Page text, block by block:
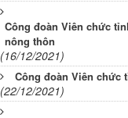
Công đoàn Viên chức
nông thôn
(16/12/2021)
Công đoàn Viên chức
(22/12/2021)